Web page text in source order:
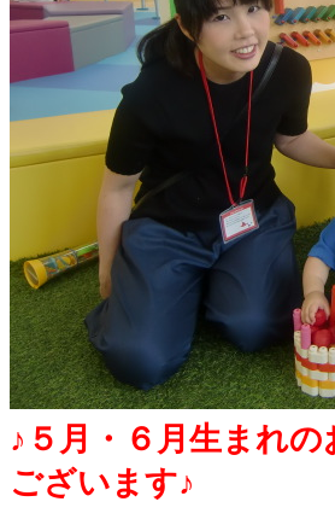
♪５月・６月生まれ
ございます♪